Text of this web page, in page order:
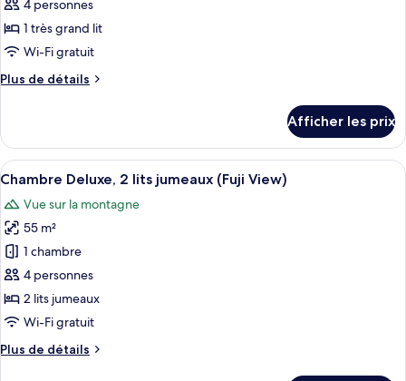
type
de
chambre :
Chambre
très
grand
lit
(Fuji
View)
4 personnes
1 très grand lit
Wi-Fi gratuit
Plus de détails
Plus
Chambre
Deluxe,
1
grand
lit
(Fuji
View)
Afficher les prix
Afficher
toutes
les
photos
pour
ce
type
de
chambre :
Chambre
Un tiroir doté de compartiments
6
Chambre Deluxe, 2 lits jumeaux (Fuji View)
Vue sur la montagne
55 m²
1 chambre
4 personnes
2 lits jumeaux
Wi-Fi gratuit
Plus de détails
Plus